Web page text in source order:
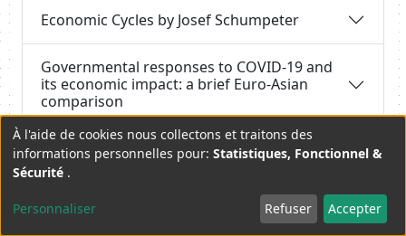
Economic Cycles by Josef Schumpeter
Governmental responses to COVID-19 and
its economic impact: a brief Euro-Asian
comparison
Has the Post-Communist Transition Been
completed? Economic Perspective
How should regional economic
Use
of
personal
À l'aide de cookies nous collectons et traitons des
informations personnelles pour: Statistiques, Fonctionnel &
Sécurité .
Personnaliser Refuser Accepter